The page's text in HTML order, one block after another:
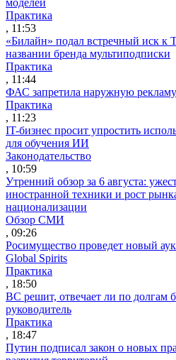
Практика
, 11:53
«Билайн» подал встречный иск к
названии бренда мультиподписки
Практика
, 11:44
ФАС запретила наружную
Практика
, 11:23
IT-бизнес просит упростить
для обучения ИИ
Законодательство
, 10:59
Утренний обзор за 6 августа:
иностранной техники и рост
национализации
Обзор СМИ
, 09:26
Росимущество проведет новый
Global Spirits
Практика
, 18:50
ВС решит, отвечает ли по
руководитель
Практика
, 18:47
Путин подписал закон о новых